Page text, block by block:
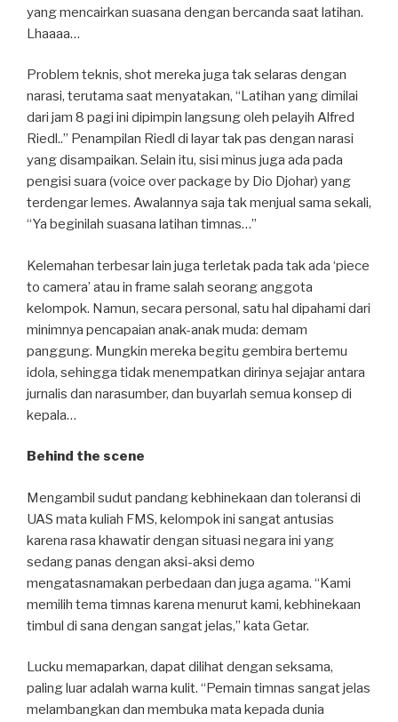
yang mencairkan suasana dengan bercanda saat latihan.
Lhaaaa…
Problem teknis, shot mereka juga tak selaras dengan
narasi, terutama saat menyatakan, “Latihan yang dimilai
dari jam 8 pagi ini dipimpin langsung oleh pelayih Alfred
Riedl..” Penampilan Riedl di layar tak pas dengan narasi
yang disampaikan. Selain itu, sisi minus juga ada pada
pengisi suara (voice over package by Dio Djohar) yang
terdengar lemes. Awalannya saja tak menjual sama sekali,
“Ya beginilah suasana latihan timnas…”
Kelemahan terbesar lain juga terletak pada tak ada ‘piece
to camera’ atau in frame salah seorang anggota
kelompok. Namun, secara personal, satu hal dipahami dari
minimnya pencapaian anak-anak muda: demam
panggung. Mungkin mereka begitu gembira bertemu
idola, sehingga tidak menempatkan dirinya sejajar antara
jurnalis dan narasumber, dan buyarlah semua konsep di
kepala…
Behind the scene
Mengambil sudut pandang kebhinekaan dan toleransi di
UAS mata kuliah FMS, kelompok ini sangat antusias
karena rasa khawatir dengan situasi negara ini yang
sedang panas dengan aksi-aksi demo
mengatasnamakan perbedaan dan juga agama. “Kami
memilih tema timnas karena menurut kami, kebhinekaan
timbul di sana dengan sangat jelas,” kata Getar.
Lucku memaparkan, dapat dilihat dengan seksama,
paling luar adalah warna kulit. “Pemain timnas sangat jelas
melambangkan dan membuka mata kepada dunia